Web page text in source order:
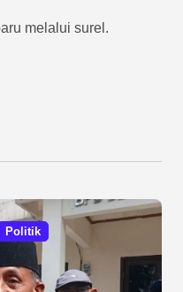
melalui surel.
Politik